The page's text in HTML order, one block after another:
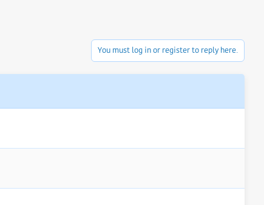
You must log in or register to reply here.